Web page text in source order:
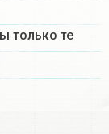
только те